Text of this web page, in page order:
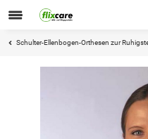
Schulter-Ellenbogen-Orthesen zur